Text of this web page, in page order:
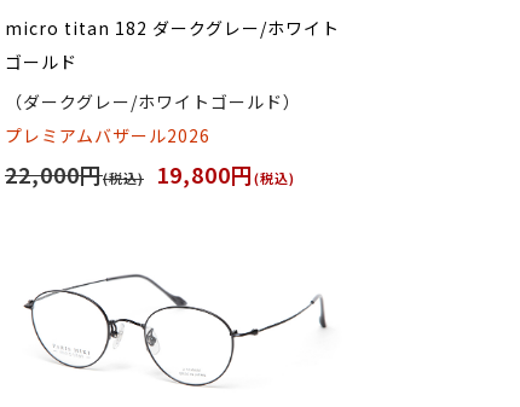
micro titan 182 ダークグレー/ホワイト
ゴールド
（ダークグレー/ホワイトゴールド）
プレミアムバザール2026
22,000円(税込) 19,800円(税込)